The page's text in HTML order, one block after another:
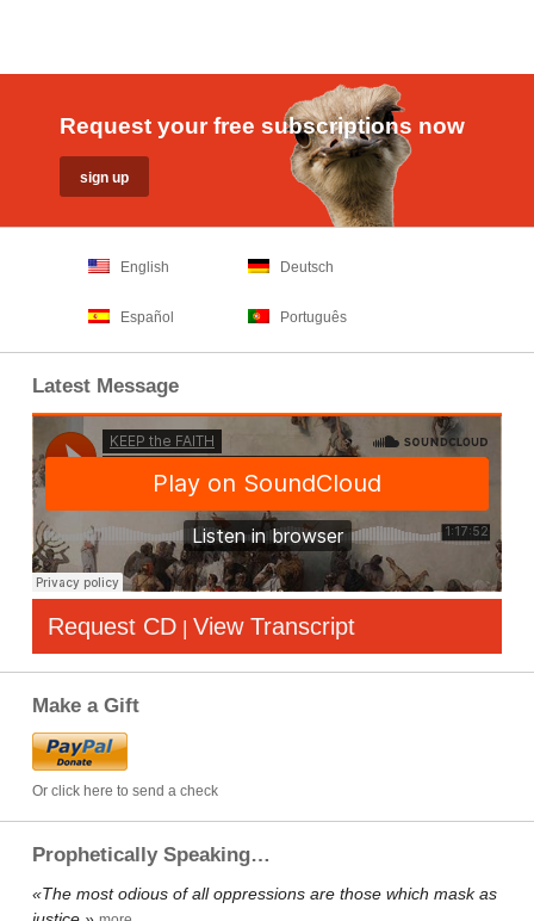
Request your free subscriptions now
English Deutsch
Español Português
Latest Message
Request CD | View Transcript
Make a Gift
Or click here to send a check
Prophetically Speaking…
«The most odious of all oppressions are those which mask as